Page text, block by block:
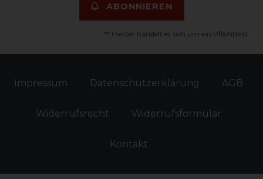
ABONNIEREN
** Hierbei handelt es sich um ein Pflichtfeld.
Impressum Daten­schutz­erklärung AGB
Widerrufs­recht Widerrufs­formular
Kontakt